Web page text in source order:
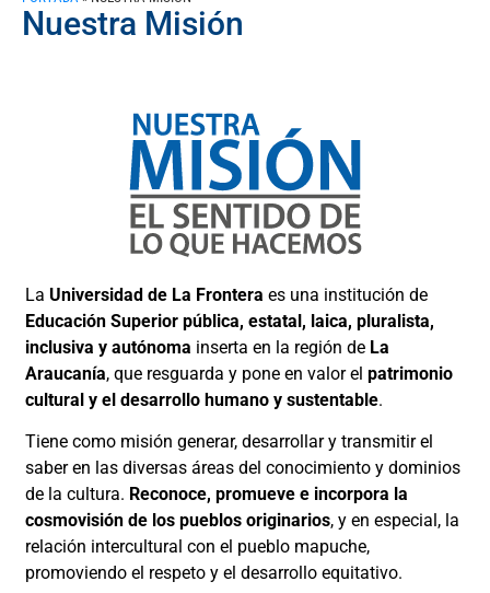
Nuestra Misión
La Universidad de La Frontera es una institución de
Educación Superior pública, estatal, laica, pluralista,
inclusiva y autónoma inserta en la región de La
Araucanía, que resguarda y pone en valor el patrimonio
cultural y el desarrollo humano y sustentable.
Tiene como misión generar, desarrollar y transmitir el
saber en las diversas áreas del conocimiento y dominios
de la cultura. Reconoce, promueve e incorpora la
cosmovisión de los pueblos originarios, y en especial, la
relación intercultural con el pueblo mapuche,
promoviendo el respeto y el desarrollo equitativo.